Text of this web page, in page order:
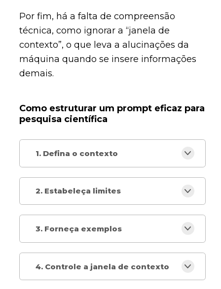
Por fim, há a falta de compreensão
técnica, como ignorar a “janela de
contexto”, o que leva a alucinações da
máquina quando se insere informações
demais.
Como estruturar um prompt eficaz para
pesquisa científica
1. Defina o contexto
2. Estabeleça limites
3. Forneça exemplos
4. Controle a janela de contexto